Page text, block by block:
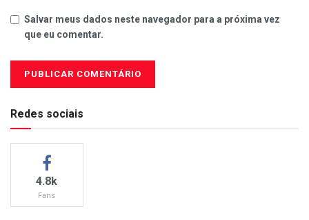
Salvar meus dados neste navegador para a próxima vez
que eu comentar.
Redes sociais
4.8k
Fans